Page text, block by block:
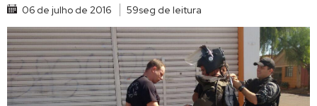
06 de julho de 2016 59seg de leitura